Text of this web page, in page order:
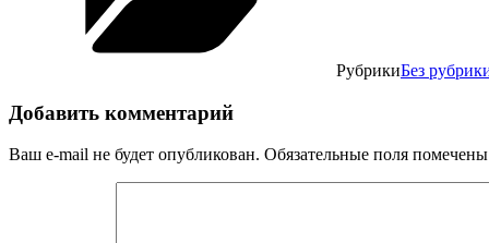
РубрикиБез
Добавить комментарий
Ваш e-mail не будет опубликован. Обязательные поля помечены